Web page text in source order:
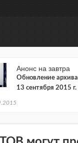
Анонс на завтра
Обновление архива
13 сентября 2015 г.